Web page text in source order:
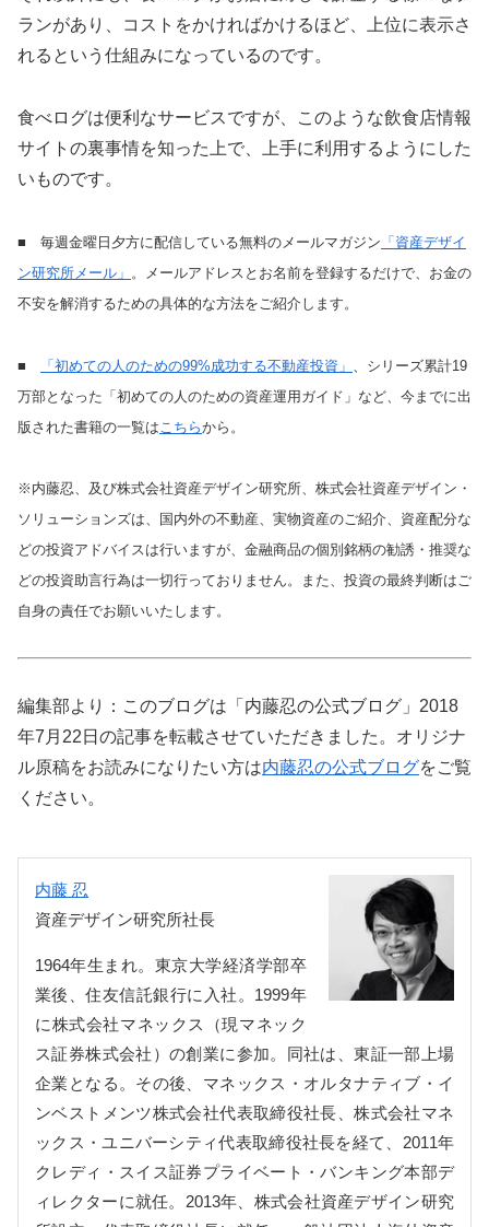
ランがあり、コストをかければかけるほど、上位に表示さ
れるという仕組みになっているのです。
食べログは便利なサービスですが、このような飲食店情報
サイトの裏事情を知った上で、上手に利用するようにした
いものです。
■ 毎週金曜日夕方に配信している無料のメールマガジン 「資産デザイ
ン研究所メール」 。メールアドレスとお名前を登録するだけで、お金の
不安を解消するための具体的な方法をご紹介します。
■ 「初めての人のための99%成功する不動産投資」
、シリーズ累計19
万部となった「初めての人のための資産運用ガイド」など、今までに出
版された書籍の一覧は こちらから。
※内藤忍、及び株式会社資産デザイン研究所、株式会社資産デザイン・
ソリューションズは、国内外の不動産、実物資産のご紹介、資産配分な
どの投資アドバイスは行いますが、金融商品の個別銘柄の勧誘・推奨な
どの投資助言行為は一切行っておりません。また、投資の最終判断はご
自身の責任でお願いいたします。
編集部より：このブログは「内藤忍の公式ブログ」2018
年7月22日の記事を転載させていただきました。オリジナ
ル原稿をお読みになりたい方は内藤忍の公式ブログをご覧
ください。
内藤 忍
資産デザイン研究所社長
1964年生まれ。東京大学経済学部卒
業後、住友信託銀行に入社。1999年
に株式会社マネックス（現マネック
ス証券株式会社）の創業に参加。同社は、東証一部上場
企業となる。その後、マネックス・オルタナティブ・イ
ンベストメンツ株式会社代表取締役社長、株式会社マネ
ックス・ユニバーシティ代表取締役社長を経て、2011年
クレディ・スイス証券プライベート・バンキング本部デ
ィレクターに就任。2013年、株式会社資産デザイン研究